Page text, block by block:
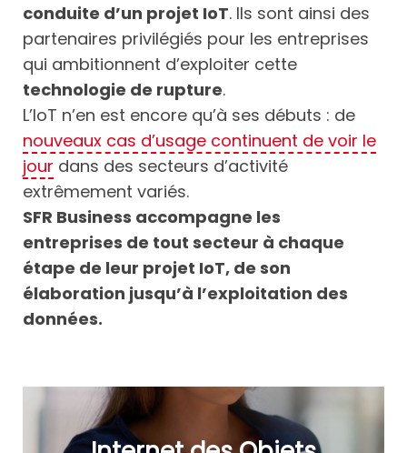
conduite d’un projet IoT. Ils sont ainsi des
partenaires privilégiés pour les entreprises
qui ambitionnent d’exploiter cette
technologie de rupture.
L’IoT n’en est encore qu’à ses débuts : de
nouveaux cas d’usage continuent de voir le
jour dans des secteurs d’activité
extrêmement variés.
SFR Business accompagne les
entreprises de tout secteur à chaque
étape de leur projet IoT, de son
élaboration jusqu’à l’exploitation des
données.